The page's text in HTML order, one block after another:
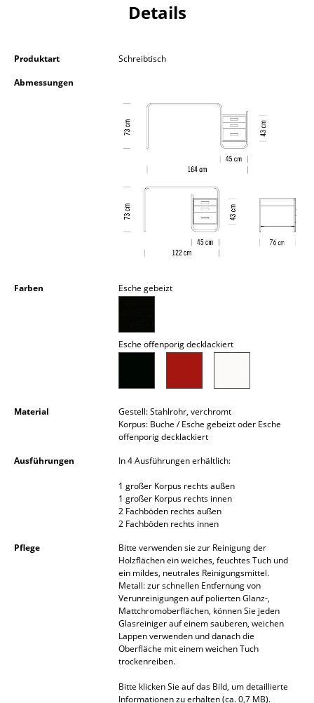
Outdoor-Leuchten
Akkuleuchten
Nachttische & Bettzubehör
Spiegel
Figuren & Miniaturen
Vasen
Aufbewahrungsboxen
... alle Accessoires
Details
Produktart
Schreibtisch
Abmessungen
Farben Esche gebeizt
Esche offenporig decklackiert
Material
Gestell: Stahlrohr, verchromt
Korpus: Buche / Esche gebeizt oder Esche
offenporig decklackiert
Ausführungen
In 4 Ausführungen erhältlich:
1 großer Korpus rechts außen
1 großer Korpus rechts innen
2 Fachböden rechts außen
2 Fachböden rechts innen
Pflege
Bitte verwenden sie zur Reinigung der
Holzflächen ein weiches, feuchtes Tuch und
ein mildes, neutrales Reinigungsmittel.
Metall: zur schnellen Entfernung von
Verunreinigungen auf polierten Glanz-,
Mattchromoberflächen, können Sie jeden
Glasreiniger auf einem sauberen, weichen
Lappen verwenden und danach die
Oberfläche mit einem weichen Tuch
trockenreiben.
Bitte klicken Sie auf das Bild, um detaillierte
Informationen zu erhalten (ca. 0,7 MB).